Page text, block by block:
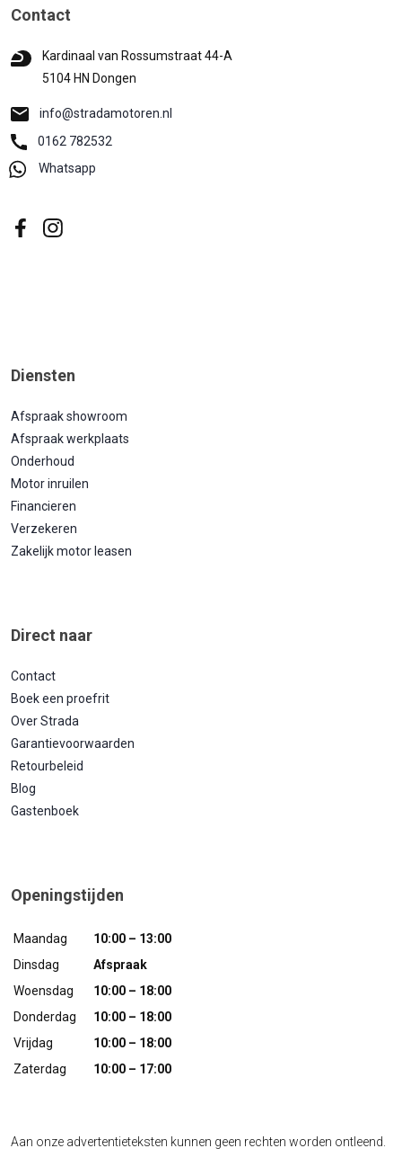
Contact
Kardinaal van Rossumstraat 44-A
5104 HN Dongen
info@stradamotoren.nl
0162 782532
Whatsapp
Diensten
Afspraak showroom
Afspraak werkplaats
Onderhoud
Motor inruilen
Financieren
Verzekeren
Zakelijk motor leasen
Direct naar
Contact
Boek een proefrit
Over Strada
Garantievoorwaarden
Retourbeleid
Blog
Gastenboek
Openingstijden
Maandag
10:00 – 13:00
Dinsdag
Afspraak
Woensdag
10:00 – 18:00
Donderdag
10:00 – 18:00
Vrijdag
10:00 – 18:00
Zaterdag
10:00 – 17:00
Aan onze advertentieteksten kunnen geen rechten worden ontleend.